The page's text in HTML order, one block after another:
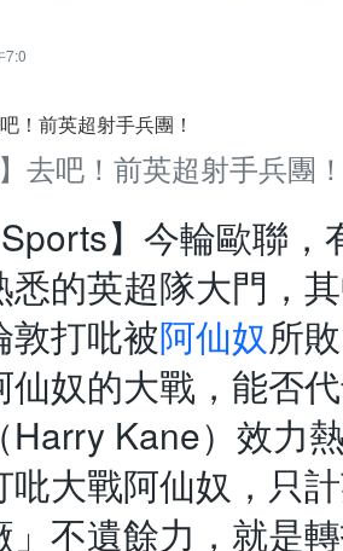
7:0
去吧！前英超射手兵團
Sports】今輪歐聯，
悉的英超隊大門，
敦打吡被阿仙奴所
仙奴的大戰，能否
Harry Kane）效力
吡大戰阿仙奴，只
」不遺餘力，就是